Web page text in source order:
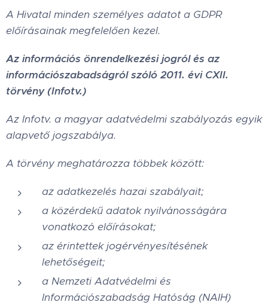
A Hivatal minden személyes adatot a GDPR
előírásainak megfelelően kezel.
Az információs önrendelkezési jogról és az
információszabadságról szóló 2011. évi CXII.
törvény (Infotv.)
Az Infotv. a magyar adatvédelmi szabályozás egyik
alapvető jogszabálya.
A törvény meghatározza többek között:
az adatkezelés hazai szabályait;
a közérdekű adatok nyilvánosságára
vonatkozó előírásokat;
az érintettek jogérvényesítésének
lehetőségeit;
a Nemzeti Adatvédelmi és
Információszabadság Hatóság (NAIH)